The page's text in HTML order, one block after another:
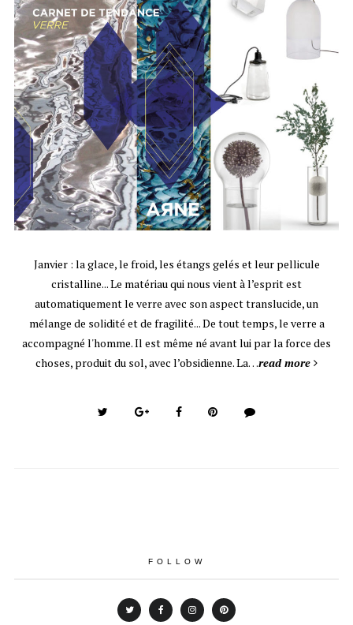
Janvier : la glace, le froid, les étangs gelés et leur pellicule
cristalline... Le matériau qui nous vient à l’esprit est
automatiquement le verre avec son aspect translucide, un
mélange de solidité et de fragilité... De tout temps, le verre a
accompagné l'homme. Il est même né avant lui par la force des
choses, produit du sol, avec l’obsidienne. La…read more
FOLLOW